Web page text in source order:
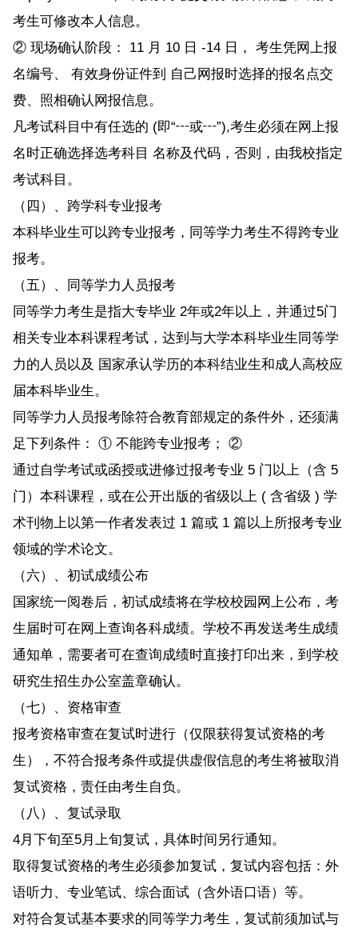
考生可修改本人信息。
② 现场确认阶段： 11 月 10 日 -14 日， 考生凭网上报
名编号、 有效身份证件到 自己网报时选择的报名点交
费、照相确认网报信息。
凡考试科目中有任选的 (即“┅或┅”),考生必须在网上报
名时正确选择选考科目 名称及代码，否则，由我校指定
考试科目。
（四）、跨学科专业报考
本科毕业生可以跨专业报考，同等学力考生不得跨专业
报考。
（五）、同等学力人员报考
同等学力考生是指大专毕业 2年或2年以上，并通过5门
相关专业本科课程考试，达到与大学本科毕业生同等学
力的人员以及 国家承认学历的本科结业生和成人高校应
届本科毕业生。
同等学力人员报考除符合教育部规定的条件外，还须满
足下列条件： ① 不能跨专业报考； ②
通过自学考试或函授或进修过报考专业 5 门以上（含 5
门）本科课程，或在公开出版的省级以上 ( 含省级 ) 学
术刊物上以第一作者发表过 1 篇或 1 篇以上所报考专业
领域的学术论文。
（六）、初试成绩公布
国家统一阅卷后，初试成绩将在学校校园网上公布，考
生届时可在网上查询各科成绩。学校不再发送考生成绩
通知单，需要者可在查询成绩时直接打印出来，到学校
研究生招生办公室盖章确认。
（七）、资格审查
报考资格审查在复试时进行（仅限获得复试资格的考
生），不符合报考条件或提供虚假信息的考生将被取消
复试资格，责任由考生自负。
（八）、复试录取
4月下旬至5月上旬复试，具体时间另行通知。
取得复试资格的考生必须参加复试，复试内容包括：外
语听力、专业笔试、综合面试（含外语口语）等。
对符合复试基本要求的同等学力考生，复试前须加试与